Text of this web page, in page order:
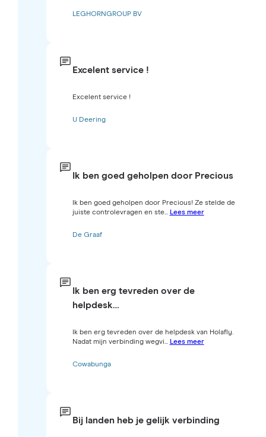
LEGHORNGROUP BV
Excelent service !
Excelent service !
U Deering
Ik ben goed geholpen door Precious
Ik ben goed geholpen door Precious! Ze stelde de
juiste controlevragen en ste... Lees meer
De Graaf
Ik ben erg tevreden over de
helpdesk…
Ik ben erg tevreden over de helpdesk van Holafly.
Nadat mijn verbinding wegvi... Lees meer
Cowabunga
Bij landen heb je gelijk verbinding